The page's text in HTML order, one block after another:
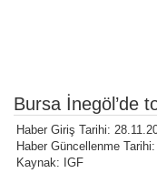
Bursa İnegöl’de
Haber Giriş Tarihi:
Haber Güncellenme
Kaynak: IGF